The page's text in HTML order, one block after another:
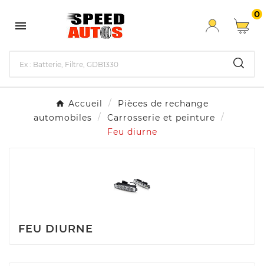

0
Accueil
Pièces de rechange
automobiles
Carrosserie et peinture
Feu diurne
FEU DIURNE